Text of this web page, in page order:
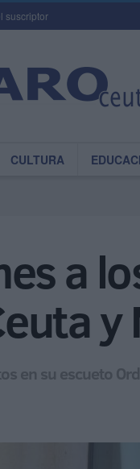
suscriptor
CULTURA
a
y
en su escueto